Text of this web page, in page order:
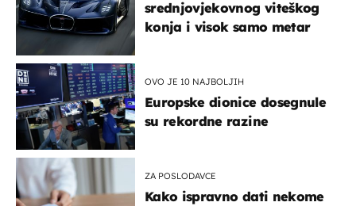
srednjovjekovnog viteškog
konja i visok samo metar
OVO JE 10 NAJBOLJIH
Europske dionice dosegnule
su rekordne razine
ZA POSLODAVCE
Kako ispravno dati nekome